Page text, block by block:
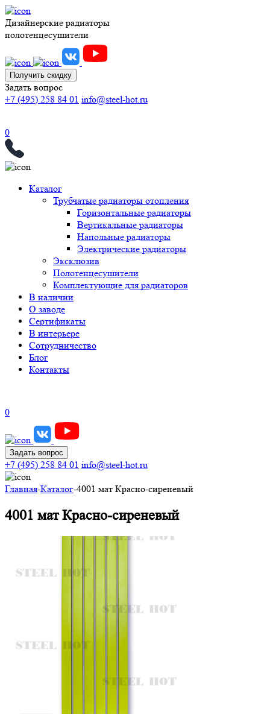
Дизайнерские радиаторы
полотенцесушители
Получить скидку
Задать вопрос
+7 (495) 258 84 01 info@steel-hot.ru
0
Каталог
Трубчатые радиаторы отопления
Горизонтальные радиаторы
Вертикальные радиаторы
Напольные радиаторы
Электрические радиаторы
Эксклюзив
Полотенцесушители
Комплектующие для радиаторов
В наличии
О заводе
Сертификаты
В интерьере
Сотрудничество
Блог
Контакты
0
Задать вопрос
+7 (495) 258 84 01 info@steel-hot.ru
Главная-Каталог-4001 мат Красно-сиреневый
4001 мат Красно-сиреневый